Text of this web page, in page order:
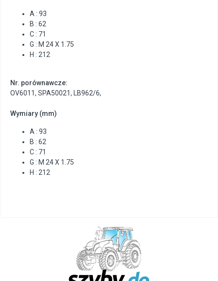
A : 93
B : 62
C : 71
G : M 24 X 1.75
H : 212
Nr. porównawcze:
OV6011, SPA50021, LB962/6,
Wymiary (mm)
A : 93
B : 62
C : 71
G : M 24 X 1.75
H : 212